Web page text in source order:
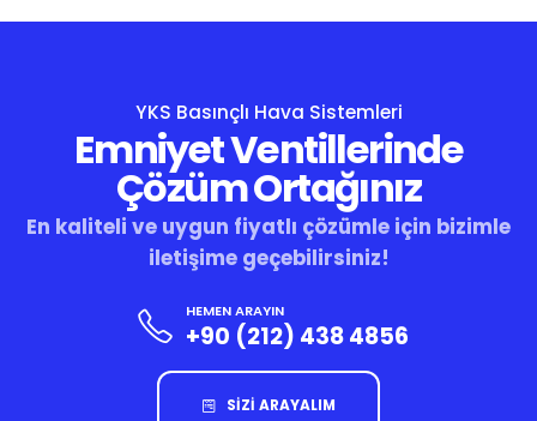
YKS Basınçlı Hava Sistemleri
Emniyet Ventillerinde
Çözüm Ortağınız
En kaliteli ve uygun fiyatlı çözümle için bizimle
iletişime geçebilirsiniz!
HEMEN ARAYIN
+90 (212) 438 4856
SİZİ ARAYALIM